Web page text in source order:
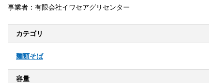
事業者：有限会社イワセアグリセンター
カテゴリ
麺類そば
容量